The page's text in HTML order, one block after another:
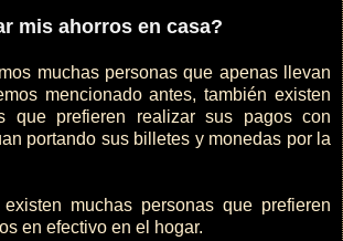
mis ahorros en casa?
muchas personas que apenas llevan
mencionado antes, también existen
que prefieren realizar sus pagos con
portando sus billetes y monedas por la
muchas personas que prefieren
en efectivo en el hogar.